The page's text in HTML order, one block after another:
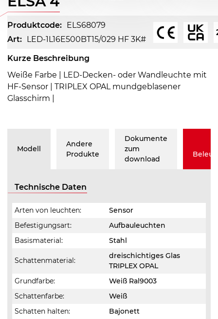
Produktcode: ELS68079
Art: LED-1L16E500BT15/029 HF 3K#
Kurze Beschreibung
Weiße Farbe | LED-Decken- oder Wandleuchte mit
HF-Sensor | TRIPLEX OPAL mundgeblasener
Glasschirm |
Modell
Andere
Produkte
Dokumente
zum
download
Technische Daten
Arten von leuchten:
Sensor
Befestigungsart:
Aufbauleuchten
Basismaterial:
Stahl
Schattenmaterial:
dreischichtiges Glas
TRIPLEX OPAL
Grundfarbe:
Weiß Ral9003
Schattenfarbe:
Weiß
Schatten halten:
Bajonett